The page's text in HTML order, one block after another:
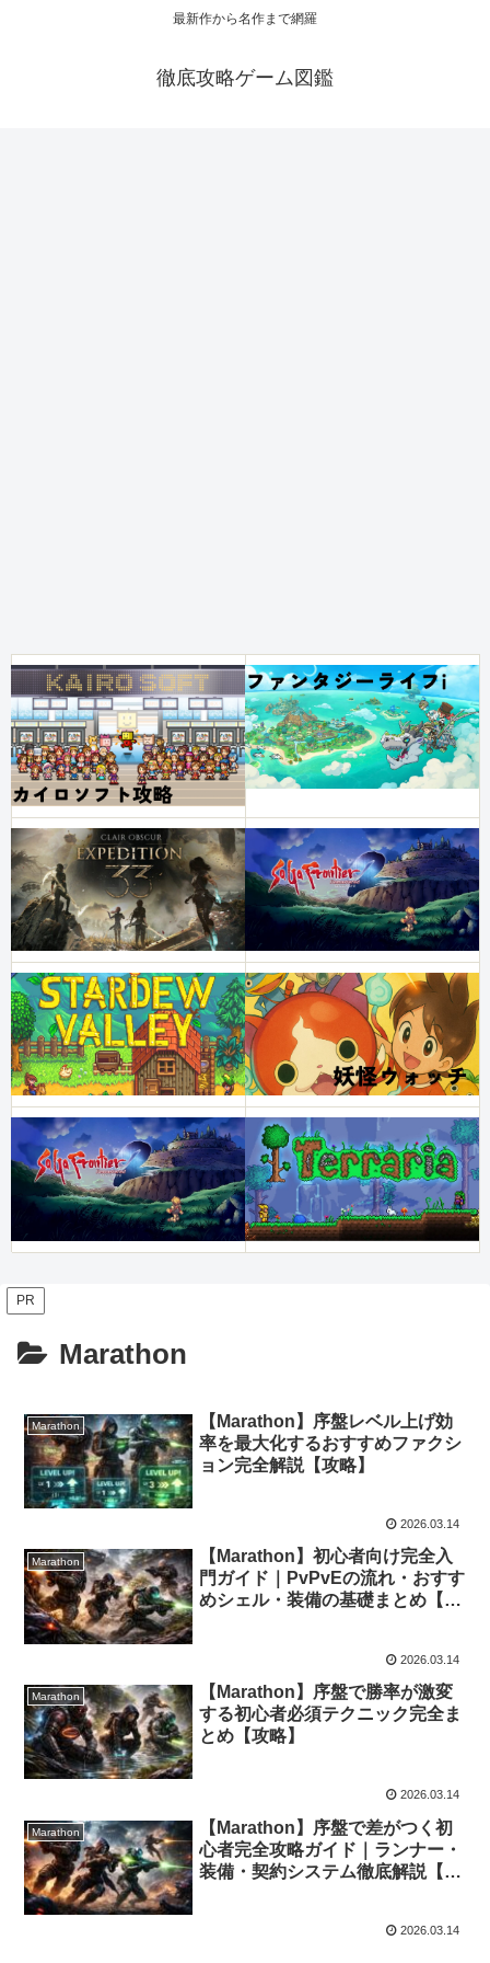
最新作から名作まで網羅
徹底攻略ゲーム図鑑
PR
Marathon
Marathon
【Marathon】序盤レベル上げ効
率を最大化するおすすめファクシ
ョン完全解説【攻略】
2026.03.14
Marathon
【Marathon】初心者向け完全入
門ガイド｜PvPvEの流れ・おすす
めシェル・装備の基礎まとめ【攻
2026.03.14
Marathon
【Marathon】序盤で勝率が激変
する初心者必須テクニック完全ま
とめ【攻略】
2026.03.14
Marathon
【Marathon】序盤で差がつく初
心者完全攻略ガイド｜ランナー・
装備・契約システム徹底解説【攻
2026.03.14